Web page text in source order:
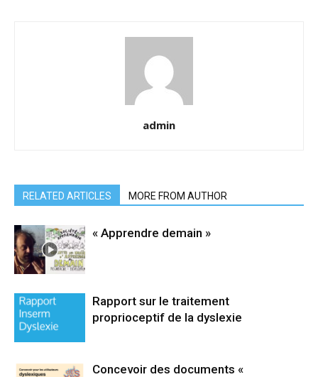
admin
RELATED ARTICLES MORE FROM AUTHOR
« Apprendre demain »
Rapport sur le traitement
proprioceptif de la dyslexie
Concevoir des documents «